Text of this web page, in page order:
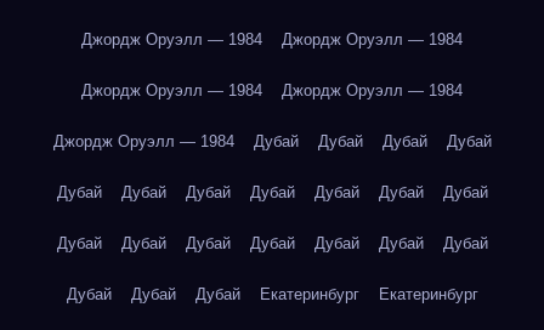
Джордж Оруэлл — 1984 Джордж Оруэлл — 1984
Джордж Оруэлл — 1984 Джордж Оруэлл — 1984
Джордж Оруэлл — 1984 Дубай Дубай Дубай Дубай
Дубай Дубай Дубай Дубай Дубай Дубай Дубай
Дубай Дубай Дубай Дубай Дубай Дубай Дубай
Дубай Дубай Дубай Екатеринбург Екатеринбург